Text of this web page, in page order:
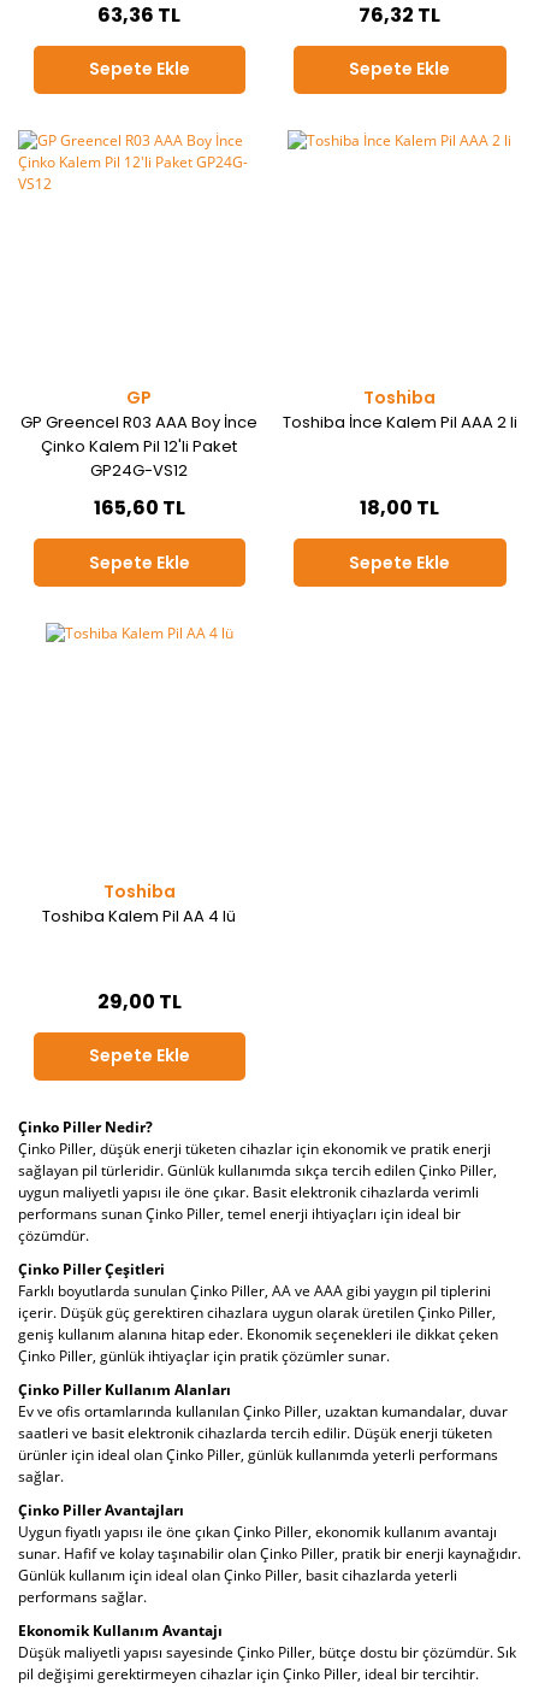
63,36 TL
Sepete Ekle
76,32 TL
Sepete Ekle
GP
GP Greencel R03 AAA Boy İnce
Çinko Kalem Pil 12'li Paket
GP24G-VS12
165,60 TL
Sepete Ekle
Toshiba
Toshiba İnce Kalem Pil AAA 2 li
18,00 TL
Sepete Ekle
Toshiba
Toshiba Kalem Pil AA 4 lü
29,00 TL
Sepete Ekle
Çinko Piller Nedir?
Çinko Piller, düşük enerji tüketen cihazlar için ekonomik ve pratik enerji
sağlayan pil türleridir. Günlük kullanımda sıkça tercih edilen Çinko Piller,
uygun maliyetli yapısı ile öne çıkar. Basit elektronik cihazlarda verimli
performans sunan Çinko Piller, temel enerji ihtiyaçları için ideal bir
çözümdür.
Çinko Piller Çeşitleri
Farklı boyutlarda sunulan Çinko Piller, AA ve AAA gibi yaygın pil tiplerini
içerir. Düşük güç gerektiren cihazlara uygun olarak üretilen Çinko Piller,
geniş kullanım alanına hitap eder. Ekonomik seçenekleri ile dikkat çeken
Çinko Piller, günlük ihtiyaçlar için pratik çözümler sunar.
Çinko Piller Kullanım Alanları
Ev ve ofis ortamlarında kullanılan Çinko Piller, uzaktan kumandalar, duvar
saatleri ve basit elektronik cihazlarda tercih edilir. Düşük enerji tüketen
ürünler için ideal olan Çinko Piller, günlük kullanımda yeterli performans
sağlar.
Çinko Piller Avantajları
Uygun fiyatlı yapısı ile öne çıkan Çinko Piller, ekonomik kullanım avantajı
sunar. Hafif ve kolay taşınabilir olan Çinko Piller, pratik bir enerji kaynağıdır.
Günlük kullanım için ideal olan Çinko Piller, basit cihazlarda yeterli
performans sağlar.
Ekonomik Kullanım Avantajı
Düşük maliyetli yapısı sayesinde Çinko Piller, bütçe dostu bir çözümdür. Sık
pil değişimi gerektirmeyen cihazlar için Çinko Piller, ideal bir tercihtir.